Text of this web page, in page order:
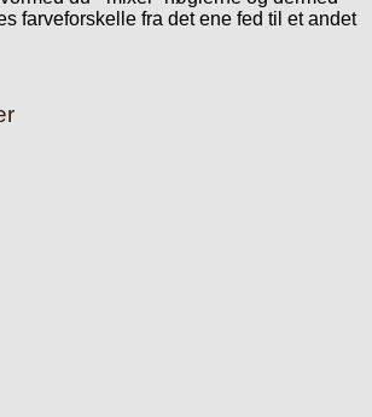
farveforskelle fra det ene fed til et andet